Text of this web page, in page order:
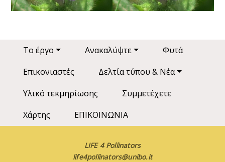
Main navigation
Το έργο Ανακαλύψτε
Φυτά
Επικονιαστές
Δελτία τύπου & Νέα
Υλικό τεκμηρίωσης
Συμμετέχετε
Χάρτης
ΕΠΙΚΟΙΝΩΝΙΑ
LIFE 4 Pollinators
life4pollinators@unibo.it